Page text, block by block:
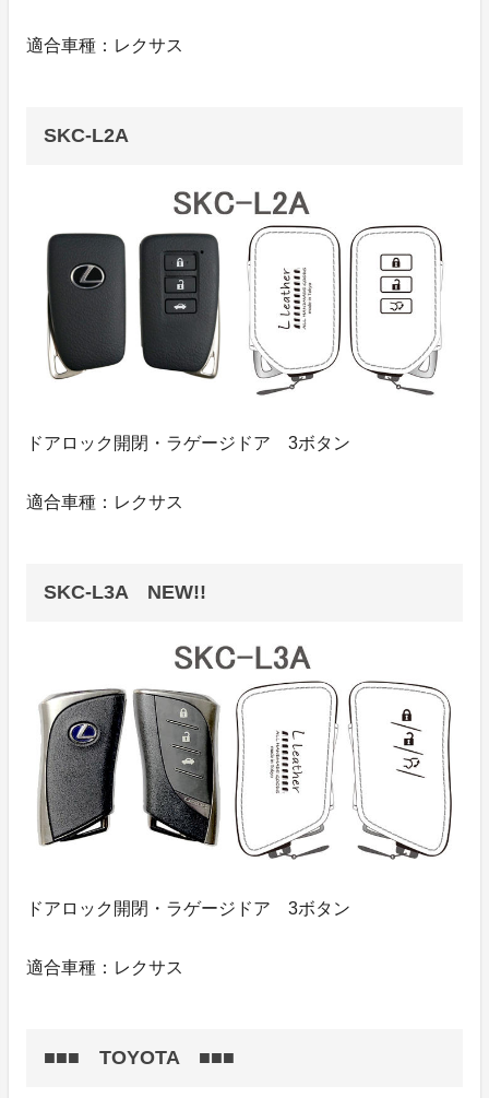
適合車種：レクサス
SKC-L2A
ドアロック開閉・ラゲージドア 3ボタン
適合車種：レクサス
SKC-L3A NEW!!
ドアロック開閉・ラゲージドア 3ボタン
適合車種：レクサス
■■■ TOYOTA ■■■